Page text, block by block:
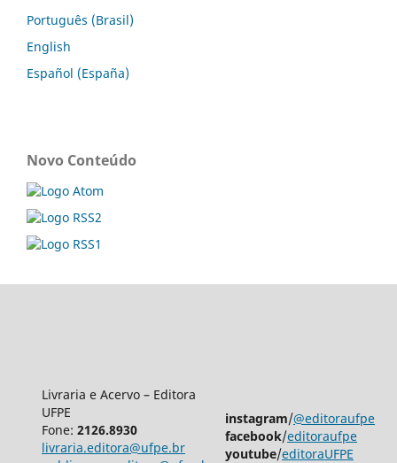
Português (Brasil)
English
Español (España)
Novo Conteúdo
Livraria e Acervo – Editora
UFPE
Fone: 2126.8930
livraria.editora@ufpe.br
instagram/@editoraufpe
facebook/editoraufpe
youtube/editoraUFPE